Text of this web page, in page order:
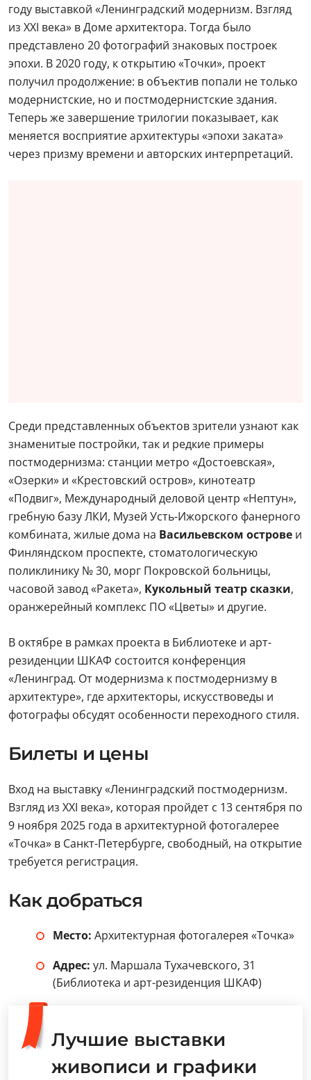
году выставкой «Ленинградский модернизм. Взгляд
из XXI века» в Доме архитектора. Тогда было
представлено 20 фотографий знаковых построек
эпохи. В 2020 году, к открытию «Точки», проект
получил продолжение: в объектив попали не только
модернистские, но и постмодернистские здания.
Теперь же завершение трилогии показывает, как
меняется восприятие архитектуры «эпохи заката»
через призму времени и авторских интерпретаций.
Среди представленных объектов зрители узнают как
знаменитые постройки, так и редкие примеры
постмодернизма: станции метро «Достоевская»,
«Озерки» и «Крестовский остров», кинотеатр
«Подвиг», Международный деловой центр «Нептун»,
гребную базу ЛКИ, Музей Усть-Ижорского фанерного
комбината, жилые дома на Васильевском острове и
Финляндском проспекте, стоматологическую
поликлинику № 30, морг Покровской больницы,
часовой завод «Ракета», Кукольный театр сказки,
оранжерейный комплекс ПО «Цветы» и другие.
В октябре в рамках проекта в Библиотеке и арт-
резиденции ШКАФ состоится конференция
«Ленинград. От модернизма к постмодернизму в
архитектуре», где архитекторы, искусствоведы и
фотографы обсудят особенности переходного стиля.
Билеты и цены
Вход на выставку «Ленинградский постмодернизм.
Взгляд из XXI века», которая пройдет с 13 сентября по
9 ноября 2025 года в архитектурной фотогалерее
«Точка» в Санкт-Петербурге, свободный, на открытие
требуется регистрация.
Как добраться
Место: Архитектурная фотогалерея «Точка»
Адрес: ул. Маршала Тухачевского, 31
(Библиотека и арт-резиденция ШКАФ)
Лучшие выставки
живописи и графики